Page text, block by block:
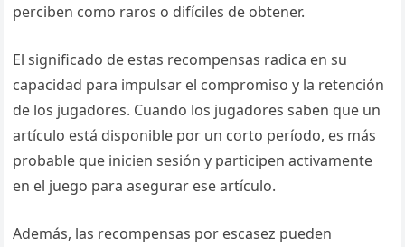
perciben como raros o difíciles de obtener.
El significado de estas recompensas radica en su
capacidad para impulsar el compromiso y la retención
de los jugadores. Cuando los jugadores saben que un
artículo está disponible por un corto período, es más
probable que inicien sesión y participen activamente
en el juego para asegurar ese artículo.
Además, las recompensas por escasez pueden